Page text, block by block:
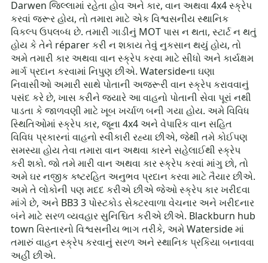
Darwen જિલ્લામાં રહેતા હોવ અને કાર, વાન અથવા 4x4 સ્ક્રેપ
કરવાં જરૂર હોય, તો તમારા માટે એક વિશ્વસનીય સ્થાનિક
વિકલ્પ ઉપલબ્ધ છે. તમારી ગાડીનું MOT પાસ ન થતા, સ્ટાર્ટ ન થતું
હોય કે તેને réparer કરી ન શકાય તેવું નુકસાન થયું હોય, તો
અમે તમારી કાર અથવા વાન સ્ક્રેપ કરવા માટે સીધો અને કાર્યક્ષમ
માર્ગ પ્રદાન કરવામાં નિપુણ છીએ. Watersideના ઘણા
નિવાસીઓ અમારી સાથે પોતાની અજરૂરી વાન સ્ક્રેપ કરાવવાનું
પસંદ કરે છે, ખાસ કરીને જ્યારે આ વાહનો પોતાની સેવા પૂરાં નથી
પાડતા કે જાળવણી માટે ખૂબ ખર્ચાળ બની ગયા હોય. અમે વિવિધ
સ્થિતિઓમાં સ્ક્રેપ કાર, જૂના 4x4 અને વેપારિક વાન સહિત
વિવિધ પ્રકારનાં વાહનો સ્વીકારી રહ્યા છીએ, જેથી તમે કોઈપણ
સમસ્યા હોય તેવા તમારા વાન અથવા કારને સહેલાઈથી સ્ક્રેપ
કરી શકો. જો તમે મારી વાન અથવા કાર સ્ક્રેપ કરવાં માંગુ છો, તો
અમે ઘર નજીક કષ્ટરહિત અનુભવ પ્રદાન કરવા માટે તૈયાર છીએ.
અમે તે લોકોની પણ મદદ કરીએ છીએ જેઓ સ્ક્રેપ કાર ખરીદવા
માંગે છે, અને BB3 3 પોસ્ટકોડ સેક્ટરવાળા વેચનાર અને ખરીદનાર
બંને માટે સરળ વ્યવહાર સુનિશ્ચિત કરીએ છીએ. Blackburn hub
town વિસ્તારનો વિશ્વસનીય ભાગ તરીકે, અમે Waterside માં
તમારું વાહન સ્ક્રેપ કરવાનું સરળ અને સ્થાનિક પ્રકિયા બનાવવા
અહીં છીએ.